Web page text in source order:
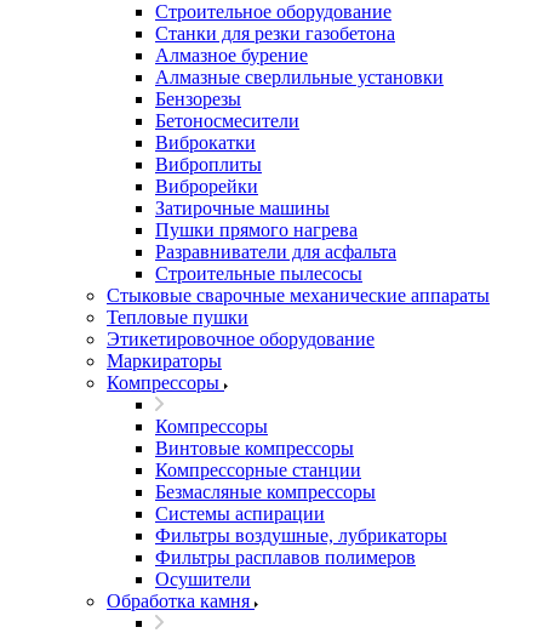
Строительное оборудование
Станки для резки газобетона
Алмазное бурение
Алмазные сверлильные установки
Бензорезы
Бетоносмесители
Виброкатки
Виброплиты
Виброрейки
Затирочные машины
Пушки прямого нагрева
Разравниватели для асфальта
Строительные пылесосы
Стыковые сварочные механические аппараты
Тепловые пушки
Этикетировочное оборудование
Маркираторы
Компрессоры
Компрессоры
Винтовые компрессоры
Компрессорные станции
Безмасляные компрессоры
Системы аспирации
Фильтры воздушные, лубрикаторы
Фильтры расплавов полимеров
Осушители
Обработка камня